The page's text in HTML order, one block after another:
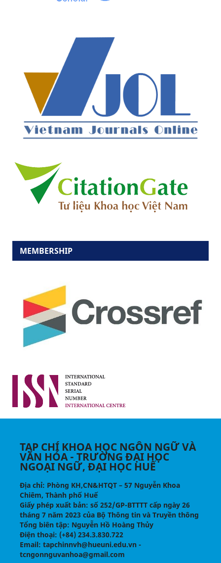
MEMBERSHIP
TẠP CHÍ KHOA HỌC NGÔN NGỮ VÀ
VĂN HÓA - TRƯỜNG ĐẠI HỌC
NGOẠI NGỮ, ĐẠI HỌC HUẾ
Địa chỉ: Phòng KH,CN&HTQT – 57 Nguyễn Khoa
Chiêm, Thành phố Huế
Giấy phép xuất bản: số 252/GP-BTTTT cấp ngày 26
tháng 7 năm 2023 của Bộ Thông tin và Truyền thông
Tổng biên tập: Nguyễn Hồ Hoàng Thủy
Điện thoại: (+84) 234.3.830.722
Email: tapchinnvh@hueuni.edu.vn -
tcngonnguvanhoa@gmail.com